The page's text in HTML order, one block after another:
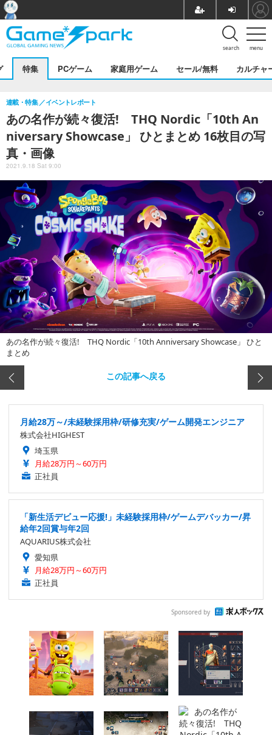
menu
search
特集 PCゲーム 家庭用ゲーム セール/無料 カルチャ
あの名作が続々復活! THQ Nordic「10th An
niversary Showcase」 ひとまとめ 16枚目の写
真・画像
連載・特集 イベントレポート
2021.9.18 Sat 9:00
あの名作が続々復活! THQ Nordic「10th Anniversary Showcase」 ひと
まとめ
この記事へ戻る
月給28万～/未経験採用枠/研修充実/ゲーム開発エンジニア
株式会社HIGHEST
埼玉県
月給28万円～60万円
正社員
「新生活デビュー応援!」未経験採用枠/ゲームデバッカー/昇
給年2回賞与年2回
AQUARIUS株式会社
愛知県
月給28万円～60万円
正社員
Sponsored by